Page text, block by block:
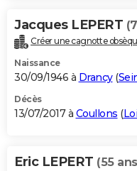
Jacques LEPERT
Créer une cagnotte
Naissance
30/09/1946 à Drancy(
Décès
13/07/2017 à Coullons (
Eric LEPERT (55